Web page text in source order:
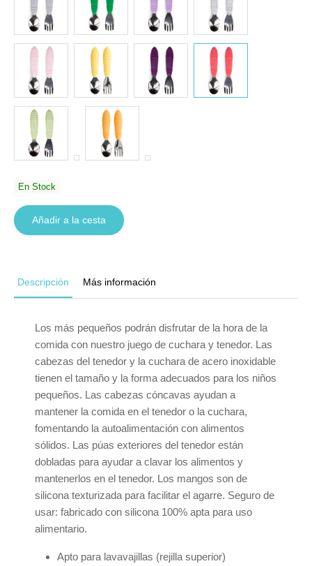
En Stock
Añadir a la cesta
Descripción Más información
Los más pequeños podrán disfrutar de la hora de la
comida con nuestro juego de cuchara y tenedor. Las
cabezas del tenedor y la cuchara de acero inoxidable
tienen el tamaño y la forma adecuados para los niños
pequeños. Las cabezas cóncavas ayudan a
mantener la comida en el tenedor o la cuchara,
fomentando la autoalimentación con alimentos
sólidos. Las púas exteriores del tenedor están
dobladas para ayudar a clavar los alimentos y
mantenerlos en el tenedor. Los mangos son de
silicona texturizada para facilitar el agarre. Seguro de
usar: fabricado con silicona 100% apta para uso
alimentario.
Apto para lavavajillas (rejilla superior)